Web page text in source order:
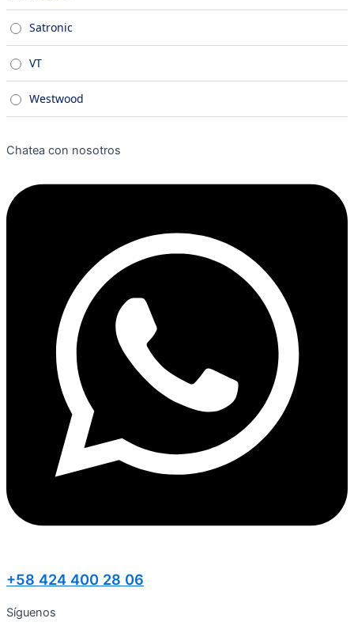
Satronic
VT
Westwood
Chatea con nosotros
+58 424 400 28 06
Síguenos